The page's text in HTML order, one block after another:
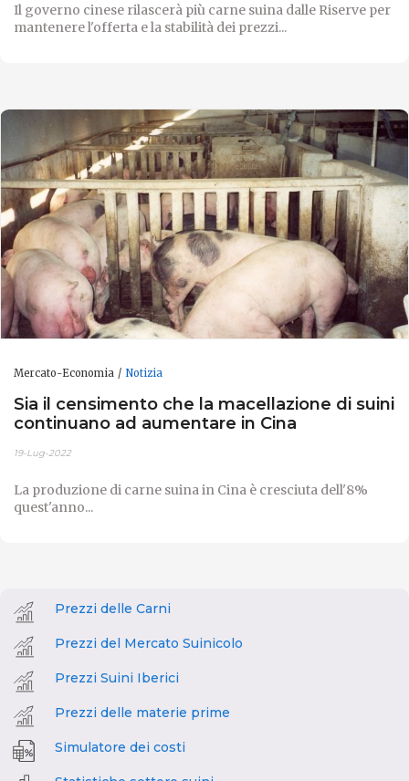
Il governo cinese rilascerà più carne suina dalle Riserve per
mantenere l'offerta e la stabilità dei prezzi...
Mercato-Economia Notizia
Sia il censimento che la macellazione di suini
continuano ad aumentare in Cina
19-Lug-2022
La produzione di carne suina in Cina è cresciuta dell'8%
quest'anno...
Prezzi delle Carni
Prezzi del Mercato Suinicolo
Prezzi Suini Iberici
Prezzi delle materie prime
Simulatore dei costi